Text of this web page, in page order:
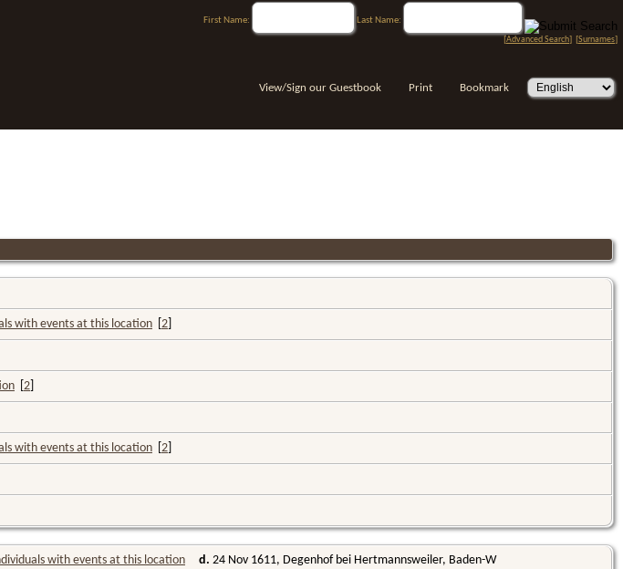
First Name:
Last Name:
[Advanced Search] [Surnames]
View/Sign our Guestbook Print Bookmark
2
2
2
d. 24 Nov 1611, Degenhof bei Hertmannsweiler, Baden-W